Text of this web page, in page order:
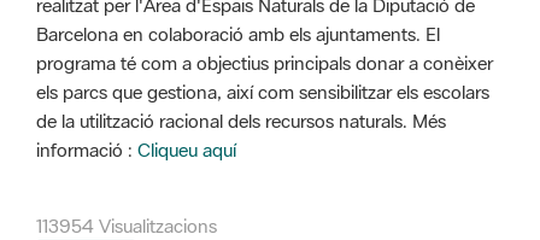
realitzat per l'Àrea d'Espais Naturals de la Diputació de
Barcelona en colaboració amb els ajuntaments. El
programa té com a objectius principals donar a conèixer
els parcs que gestiona, així com sensibilitzar els escolars
de la utilització racional dels recursos naturals. Més
informació : Cliqueu aquí
113954 Visualitzacions